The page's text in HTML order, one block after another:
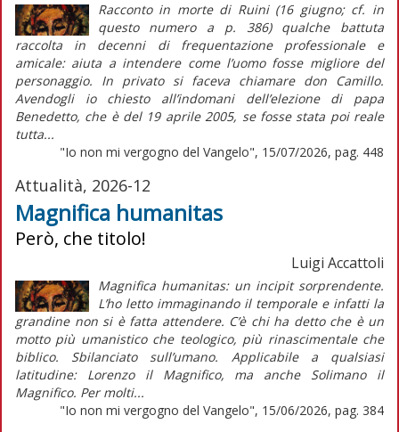
Racconto in morte di Ruini (16 giugno; cf. in
questo numero a p. 386) qualche battuta
raccolta in decenni di frequentazione professionale e
amicale: aiuta a intendere come l’uomo fosse migliore del
personaggio. In privato si faceva chiamare don Camillo.
Avendogli io chiesto all’indomani dell’elezione di papa
Benedetto, che è del 19 aprile 2005, se fosse stata poi reale
tutta...
"Io non mi vergogno del Vangelo", 15/07/2026, pag. 448
Attualità, 2026-12
Magnifica humanitas
Però, che titolo!
Luigi Accattoli
Magnifica humanitas: un incipit sorprendente.
L’ho letto immaginando il temporale e infatti la
grandine non si è fatta attendere. C’è chi ha detto che è un
motto più umanistico che teologico, più rinascimentale che
biblico. Sbilanciato sull’umano. Applicabile a qualsiasi
latitudine: Lorenzo il Magnifico, ma anche Solimano il
Magnifico. Per molti...
"Io non mi vergogno del Vangelo", 15/06/2026, pag. 384